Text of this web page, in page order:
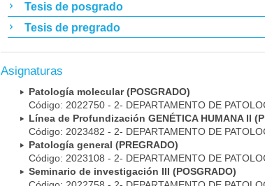
Tesis de posgrado
Tesis de pregrado
Asignaturas
Patología molecular (POSGRADO)
Código: 2022750 - 2- DEPARTAMENTO DE
Línea de Profundización GENÉTICA HUMANA II
Código: 2023482 - 2- DEPARTAMENTO DE
Patología general (PREGRADO)
Código: 2023108 - 2- DEPARTAMENTO DE
Seminario de investigación III (POSGRADO)